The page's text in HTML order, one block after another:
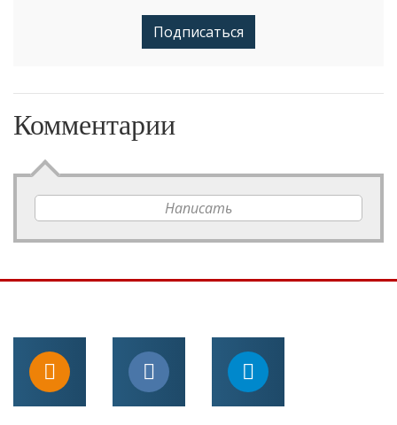
Подписаться
Комментарии
Написать